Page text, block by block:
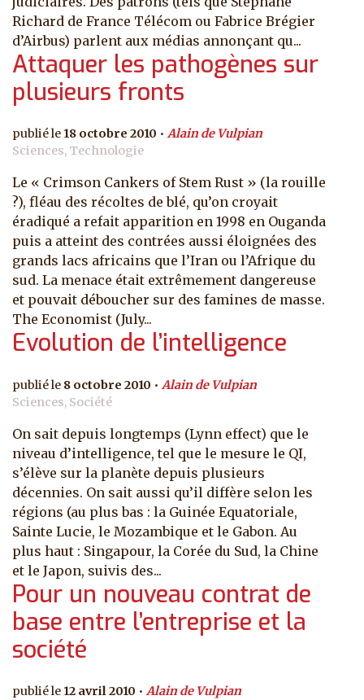
Richard de France Télécom ou Fabrice Brégier
d’Airbus) parlent aux médias annonçant qu...
Attaquer les pathogènes sur
plusieurs fronts
18 octobre 2010
Alain de Vulpian
Sciences, Technologie
Le « Crimson Cankers of Stem Rust » (la rouille
?), fléau des récoltes de blé, qu’on croyait
éradiqué a refait apparition en 1998 en Ouganda
puis a atteint des contrées aussi éloignées des
grands lacs africains que l’Iran ou l’Afrique du
sud. La menace était extrêmement dangereuse
et pouvait déboucher sur des famines de masse.
The Economist (July...
Evolution de l’intelligence
8 octobre 2010
Alain de Vulpian
Sciences, Société
On sait depuis longtemps (Lynn effect) que le
niveau d’intelligence, tel que le mesure le QI,
s’élève sur la planète depuis plusieurs
décennies. On sait aussi qu’il diffère selon les
régions (au plus bas : la Guinée Equatoriale,
Sainte Lucie, le Mozambique et le Gabon. Au
plus haut : Singapour, la Corée du Sud, la Chine
et le Japon, suivis des...
Pour un nouveau contrat de
base entre l’entreprise et la
société
12 avril 2010
Alain de Vulpian